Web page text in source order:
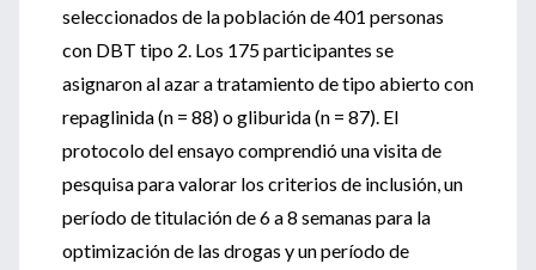
seleccionados de la población de 401 personas
con DBT tipo 2. Los 175 participantes se
asignaron al azar a tratamiento de tipo abierto con
repaglinida (n = 88) o gliburida (n = 87). El
protocolo del ensayo comprendió una visita de
pesquisa para valorar los criterios de inclusión, un
período de titulación de 6 a 8 semanas para la
optimización de las drogas y un período de